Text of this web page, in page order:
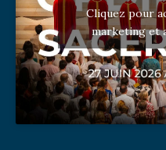
Cliquez pour
marketing et